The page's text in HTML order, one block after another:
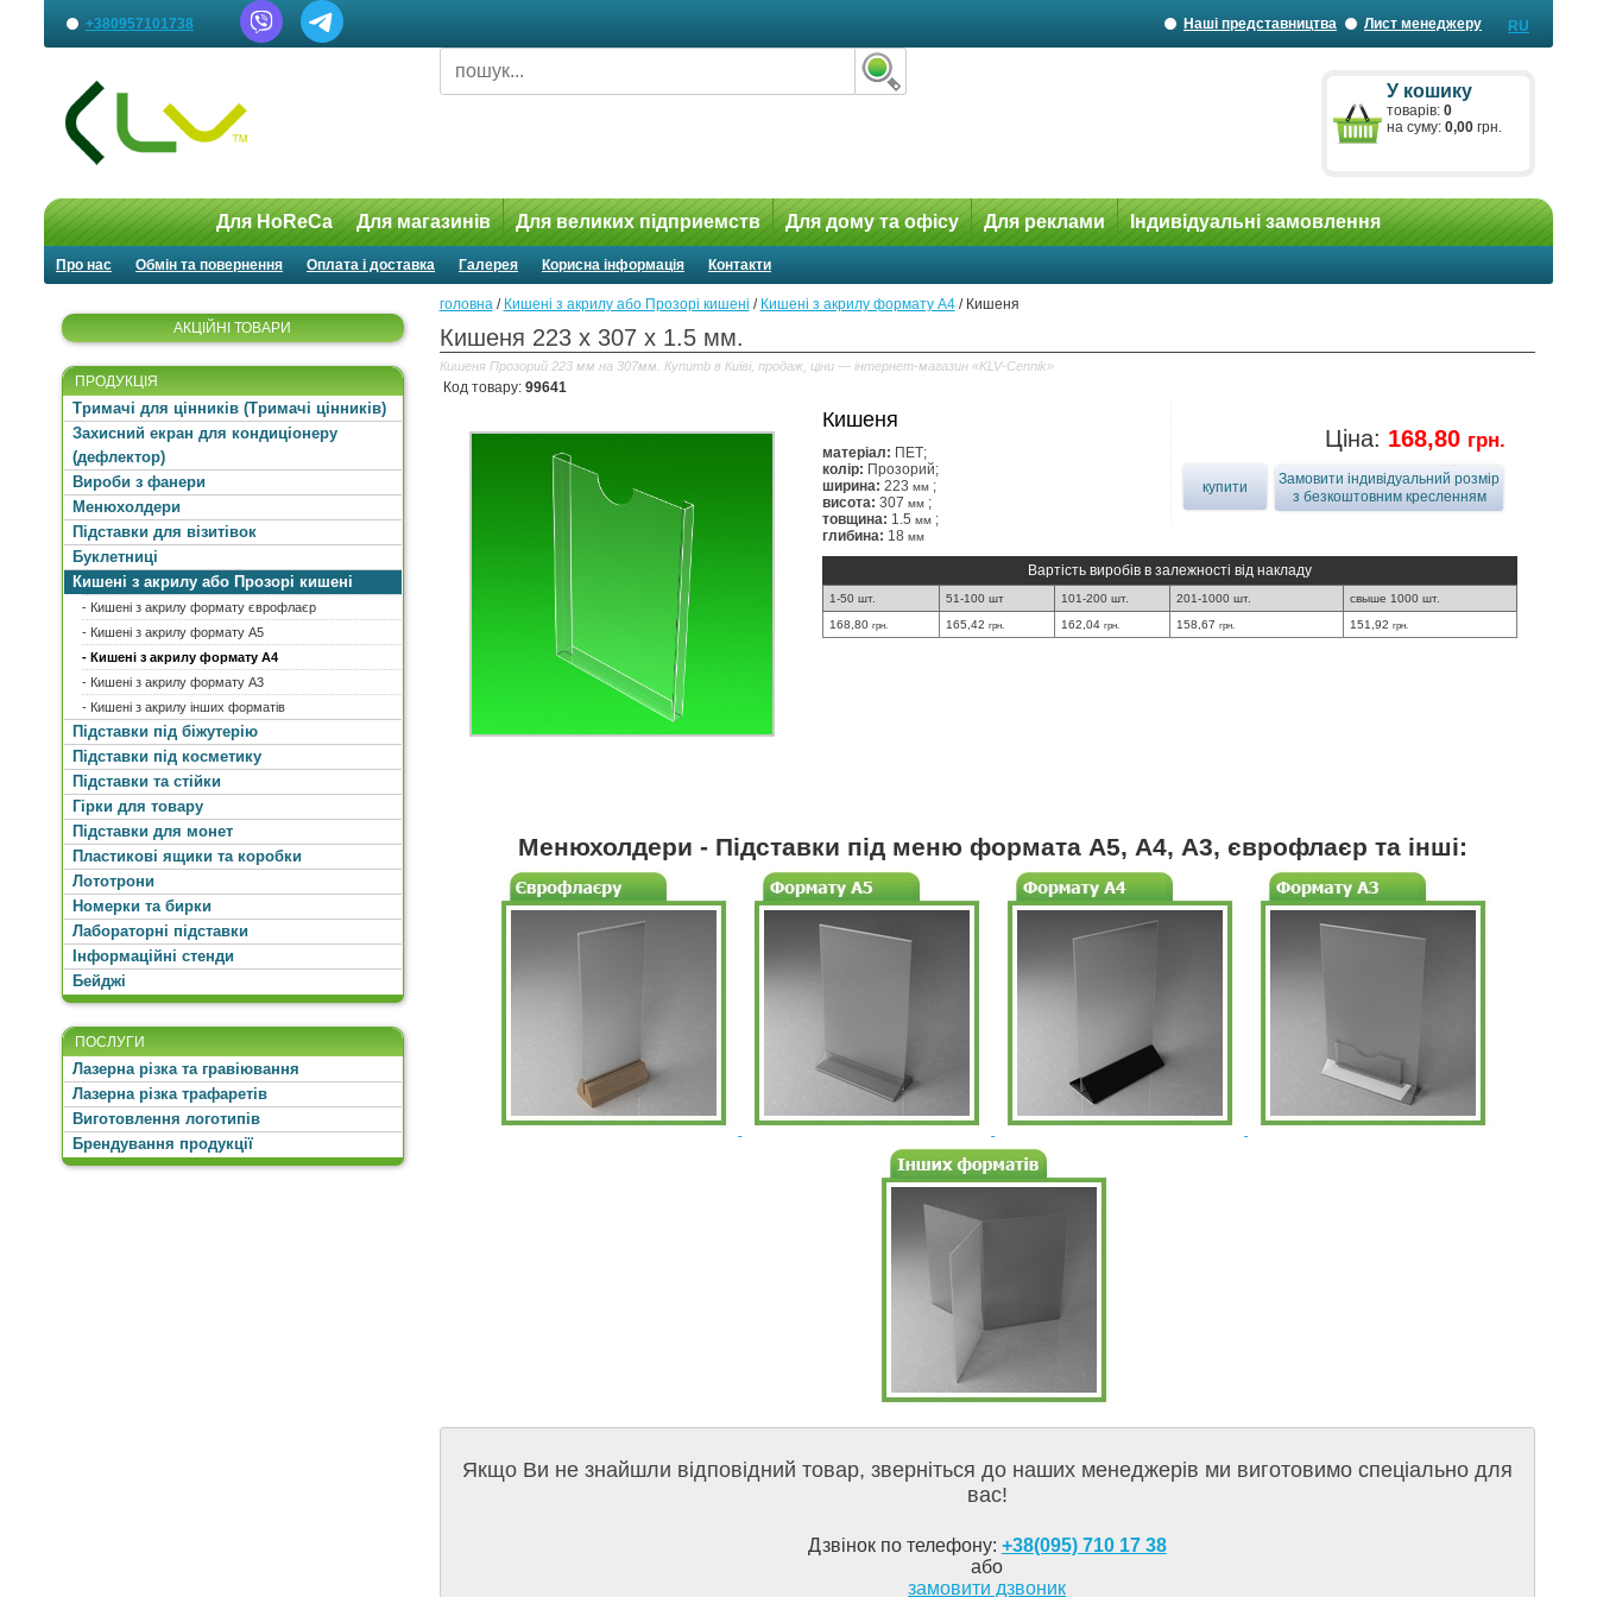
+380957101738 Наші представництва Лист менеджеру RU
У кошику
товарів: 0
на суму: 0,00 грн.
Для HoReCa Для магазинів Для великих підприемств Для дому та офісу Для реклами Індивідуальні замовлення
Про нас Обмін та повернення Оплата і доставка Галерея Корисна інформація Контакти
АКЦІЙНІ ТОВАРИ
ПРОДУКЦІЯ
Тримачі для цінників (Тримачі цінників)
Захисний екран для кондиціонеру
(дефлектор)
Вироби з фанери
Менюхолдери
Підставки для візитівок
Буклетниці
Кишені з акрилу або Прозорі кишені
- Кишені з акрилу формату єврофлаєр
- Кишені з акрилу формату А5
- Кишені з акрилу формату А4
- Кишені з акрилу формату А3
- Кишені з акрилу інших форматів
Підставки під біжутерію
Підставки під косметику
Підставки та стійки
Гірки для товару
Підставки для монет
Пластикові ящики та коробки
Лототрони
Номерки та бирки
Лабораторні підставки
Інформаційні стенди
Бейджі
ПОСЛУГИ
Лазерна різка та гравіювання
Лазерна різка трафаретів
Виготовлення логотипів
Брендування продукції
головна/ Кишені з акрилу або Прозорі кишені / Кишені з акрилу формату А4/ Кишеня
Кишеня 223 x 307 x 1.5 мм.
Кишеня Прозорий 223 мм на 307мм. Купитb в Київі, продаж, ціни — інтернет-магазин «KLV-Cennik»
Код товару: 99641
Кишеня
матеріал: ПЕТ;
колір: Прозорий;
ширина:223мм ;
висота:307мм ;
товщина: 1.5мм ;
глибина: 18мм
Ціна: 168,80 грн.
купити
Замовити індивідуальний розмір
з безкоштовним кресленням
Вартість виробів в залежності від накладу
1-50 шт. 51-100 шт 101-200 шт. 201-1000 шт.
свыше 1000 шт.
168,80грн. 165,42грн. 162,04грн. 158,67грн. 151,92грн.
Менюхолдери - Підставки під меню формата А5, А4, А3, єврофлаєр та інші:
Якщо Ви не знайшли відповідний товар, зверніться до наших менеджерів ми виготовимо спеціально для
вас!
Дзвінок по телефону: +38(095) 710 17 38
або
замовити дзвоник